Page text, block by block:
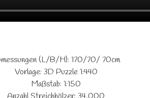
(L/B/H): 170/70/ 70cm
Vorlage: 3D Puzzle 1:440
Maßstab: 1:150